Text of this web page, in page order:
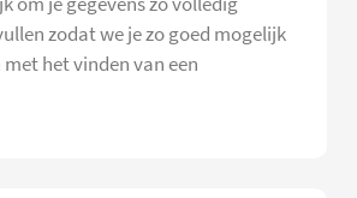
zodat we je zo goed mogelijk
het vinden van een